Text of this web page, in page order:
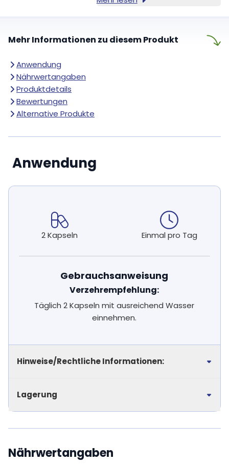
Mehr Informationen zu diesem Produkt
Anwendung
Nährwertangaben
Produktdetails
Bewertungen
Alternative Produkte
Anwendung
2 Kapseln Einmal pro Tag
Gebrauchsanweisung
Verzehrempfehlung:
Täglich 2 Kapseln mit ausreichend Wasser
einnehmen.
Hinweise/Rechtliche Informationen:
Lagerung
Nährwertangaben